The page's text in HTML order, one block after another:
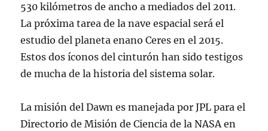
530 kilómetros de ancho a mediados del 2011.
La próxima tarea de la nave espacial será el
estudio del planeta enano Ceres en el 2015.
Estos dos íconos del cinturón han sido testigos
de mucha de la historia del sistema solar.
La misión del Dawn es manejada por JPL para el
Directorio de Misión de Ciencia de la NASA en